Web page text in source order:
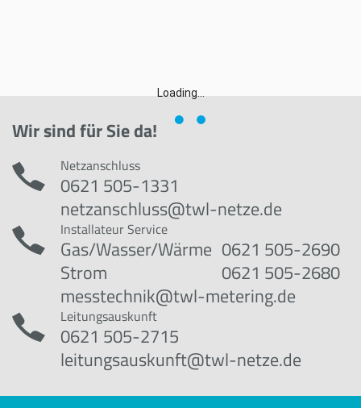
Wir sind für Sie da!
Netzanschluss
0621 505-1331
netzanschluss@twl-netze.de
Installateur Service
Gas/Wasser/Wärme 0621 505-2690
Strom
0621 505-2680
messtechnik@twl-metering.de
Leitungsauskunft
0621 505-2715
leitungsauskunft@twl-netze.de
Loading...